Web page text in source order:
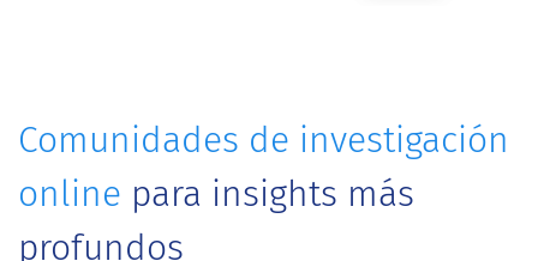
Comunidades de investigación
online para insights más
profundos